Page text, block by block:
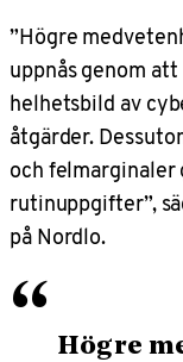
”Högre
uppnås genom
helhetsbild av
åtgärder.
och
rutinuppgifter”,
på Nordlo.
“ Högre